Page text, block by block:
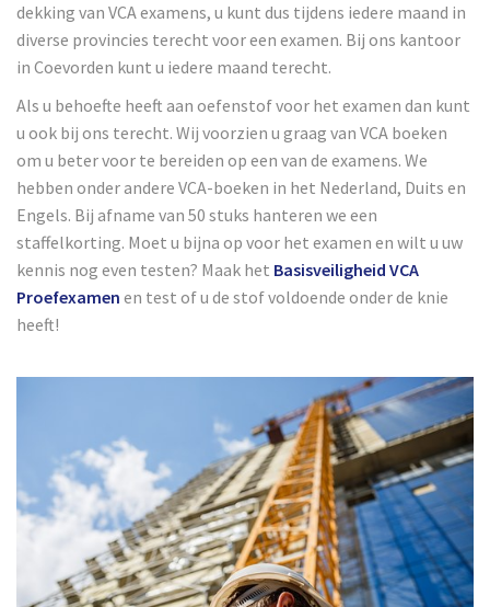
dekking van VCA examens, u kunt dus tijdens iedere maand in
diverse provincies terecht voor een examen. Bij ons kantoor
in Coevorden kunt u iedere maand terecht.
Als u behoefte heeft aan oefenstof voor het examen dan kunt
u ook bij ons terecht. Wij voorzien u graag van VCA boeken
om u beter voor te bereiden op een van de examens. We
hebben onder andere VCA-boeken in het Nederland, Duits en
Engels. Bij afname van 50 stuks hanteren we een
staffelkorting. Moet u bijna op voor het examen en wilt u uw
kennis nog even testen? Maak het Basisveiligheid VCA
Proefexamen en test of u de stof voldoende onder de knie
heeft!